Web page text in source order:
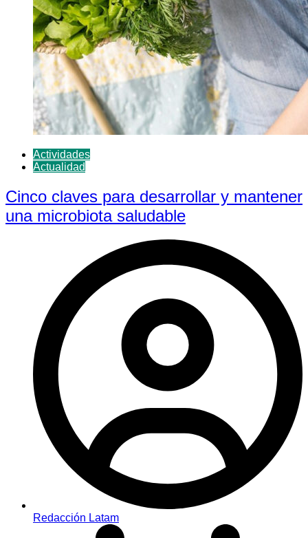
Actividades
Actualidad
Cinco claves para desarrollar y mantener
una microbiota saludable
Redacción Latam